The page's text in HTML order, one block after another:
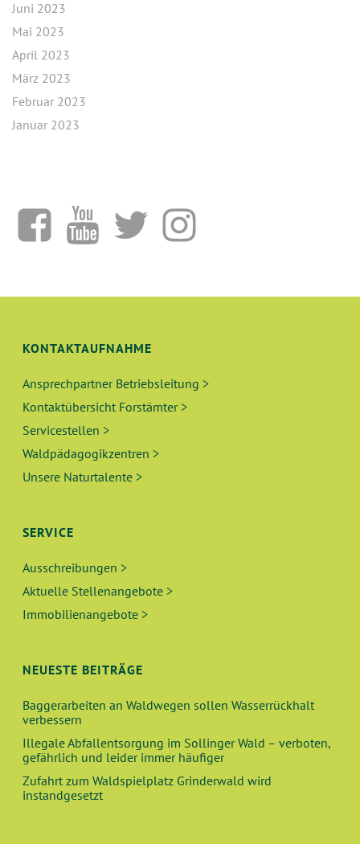
Juni 2023
Mai 2023
April 2023
März 2023
Februar 2023
Januar 2023
KONTAKTAUFNAHME
Ansprechpartner Betriebsleitung >
Kontaktübersicht Forstämter >
Servicestellen >
Waldpädagogikzentren >
Unsere Naturtalente >
SERVICE
Ausschreibungen >
Aktuelle Stellenangebote >
Immobilienangebote >
NEUESTE BEITRÄGE
Baggerarbeiten an Waldwegen sollen Wasserrückhalt
verbessern
Illegale Abfallentsorgung im Sollinger Wald – verboten,
gefährlich und leider immer häufiger
Zufahrt zum Waldspielplatz Grinderwald wird
instandgesetzt